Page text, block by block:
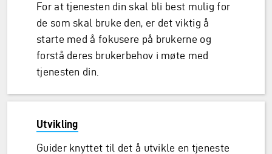
For at tjenesten din skal bli best mulig for
de som skal bruke den, er det viktig å
starte med å fokusere på brukerne og
forstå deres brukerbehov i møte med
tjenesten din.
Utvikling
Guider knyttet til det å utvikle en tjeneste